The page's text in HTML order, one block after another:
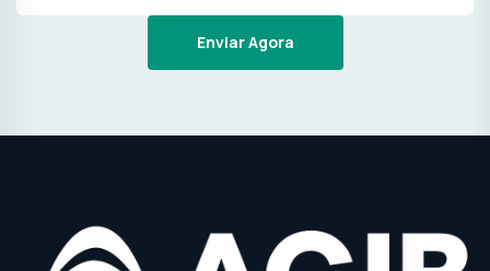
Enviar Agora